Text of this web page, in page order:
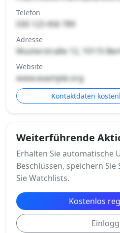
Telefon
030 123 456 789
Adresse
Musterstraße 12, 10115
Website
www.example.org
Kontaktdaten
Weiterführende
Erhalten Sie automatische
Beschlüssen, speichern
Sie Watchlists.
Kostenlos